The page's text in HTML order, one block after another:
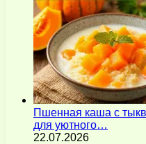
Пшенная каша с
для уютного…
22.07.2026